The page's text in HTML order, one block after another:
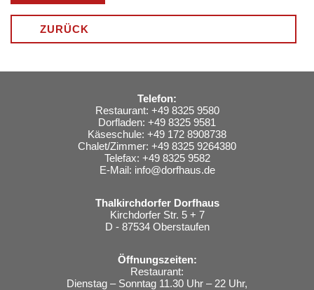
ZURÜCK
Telefon:
Restaurant: +49 8325 9580
Dorfladen: +49 8325 9581
Käseschule: +49 172 8908738
Chalet/Zimmer: +49 8325 9264380
Telefax: +49 8325 9582
E-Mail: info@dorfhaus.de
Thalkirchdorfer Dorfhaus
Kirchdorfer Str. 5 + 7
D - 87534 Oberstaufen
Öffnungszeiten:
Restaurant:
Dienstag – Sonntag 11.30 Uhr – 22 Uhr,